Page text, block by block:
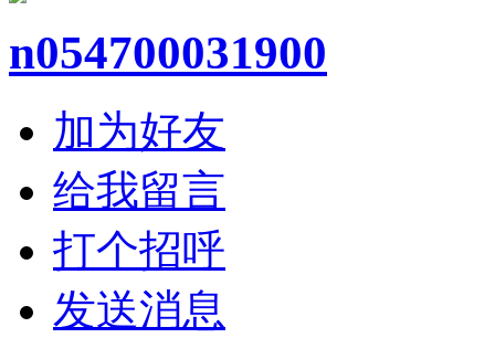
n054700031900
加为好友
给我留言
打个招呼
发送消息